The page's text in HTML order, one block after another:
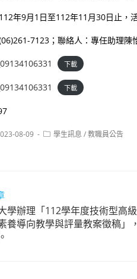
年9月1日至112年11月30日止，
7123；聯絡人：專任助理陳
下載
下載
08-09
Post學生訊息 /教職員公告
學辦理「112學年度技術型高級
養導向教學與評量教案徵稿」，